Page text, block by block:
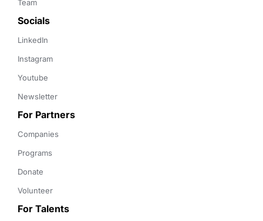
Team
Socials
LinkedIn
Instagram
Youtube
Newsletter
For Partners
Companies
Programs
Donate
Volunteer
For Talents